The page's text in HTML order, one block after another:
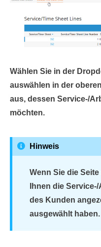
Wählen Sie in der
auswählen in der
aus, dessen Service-/
möchten.
Hinweis
Wenn Sie die
Ihnen die
des Kunden
ausgewählt haben.